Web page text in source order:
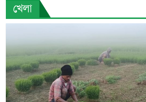
রাঙ্গাউটির বৃষ্টিস্নাত
ফয়সল আহমদ বাবুল
খেলা